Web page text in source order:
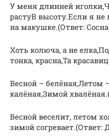
У меня длинней
растуВ высоту.Если я
на макушке.(Ответ:
Хоть колюча, а не
тонка, красна,Та
Весной – белёная,Летом
калёная,Зимой
Весной веселит, летом
зимой согревает.(Ответ: